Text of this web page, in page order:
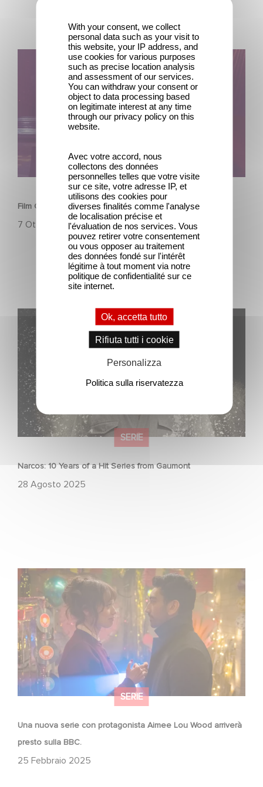
SERIE
Film Club: A Heartfelt Romantic Comedy now Steaming
7 Ottobre 2025
Film Club: A Heartfelt Romantic Comedy now Steaming
SERIE
Narcos: 10 Years of a Hit Series from Gaumont
28 Agosto 2025
Narcos: 10 Years of a Hit Series from Gaumont
SERIE
Una nuova serie con protagonista Aimee Lou Wood arriverà
presto sulla BBC.
25 Febbraio 2025
Una nuova serie con protagonista Aimee Lou Wood
arriverà presto sulla BBC.
With your consent, we collect
personal data such as your visit to
this website, your IP address, and
use cookies for various purposes
such as precise location analysis
and assessment of our services.
You can withdraw your consent or
object to data processing based
on legitimate interest at any time
through our privacy policy on this
website.
Avec votre accord, nous
collectons des données
personnelles telles que votre visite
sur ce site, votre adresse IP, et
utilisons des cookies pour
diverses finalités comme l'analyse
de localisation précise et
l'évaluation de nos services. Vous
pouvez retirer votre consentement
ou vous opposer au traitement
des données fondé sur l'intérêt
légitime à tout moment via notre
politique de confidentialité sur ce
site internet.
Ok, accetta tutto
Rifiuta tutti i cookie
Personalizza
Politica sulla riservatezza